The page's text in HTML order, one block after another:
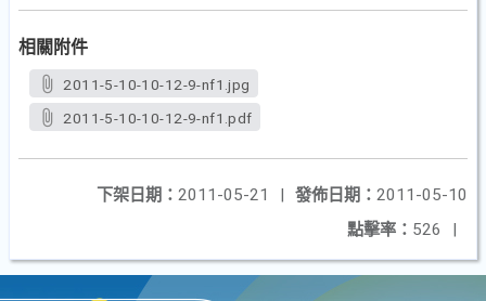
相關附件
2011-5-10-10-12-9-nf1.jpg
2011-5-10-10-12-9-nf1.pdf
發佈日期： 2011-05-10
下架日期： 2011-05-21
|
點擊率： 526 |